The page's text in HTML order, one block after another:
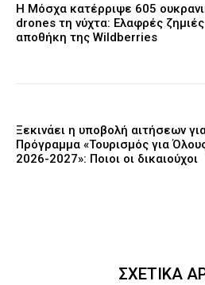
Η Μόσχα κατέρριψε 605
drones τη νύχτα: Ελαφρές
αποθήκη της Wildberries
Ξεκινάει η υποβολή αιτήσεων
Πρόγραμμα «Τουρισμός για
2026-2027»: Ποιοι οι δικαιούχοι
ΣΧΕΤΙΚΑ